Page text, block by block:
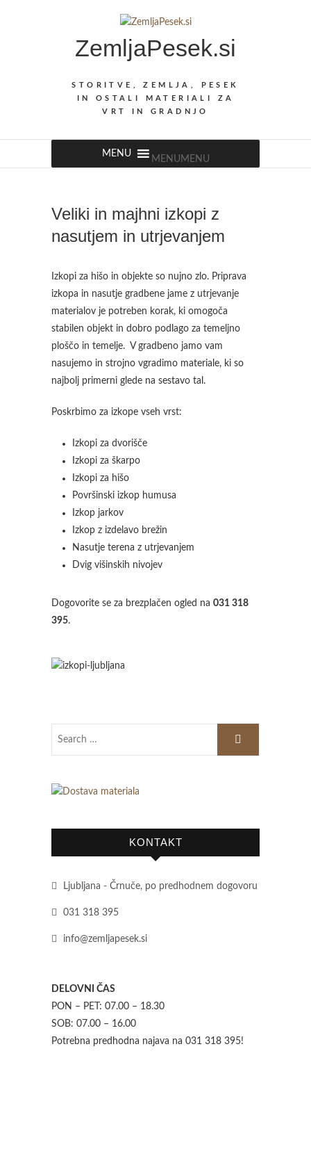
ZemljaPesek.si
STORITVE, ZEMLJA, PESEK
IN OSTALI MATERIALI ZA
VRT IN GRADNJO
MENU MENU
Veliki in majhni izkopi z
nasutjem in utrjevanjem
Izkopi za hišo in objekte so nujno zlo. Priprava
izkopa in nasutje gradbene jame z utrjevanje
materialov je potreben korak, ki omogoča
stabilen objekt in dobro podlago za temeljno
ploščo in temelje. V gradbeno jamo vam
nasujemo in strojno vgradimo materiale, ki so
najbolj primerni glede na sestavo tal.
Poskrbimo za izkope vseh vrst:
Izkopi za dvorišče
Izkopi za škarpo
Izkopi za hišo
Površinski izkop humusa
Izkop jarkov
Izkop z izdelavo brežin
Nasutje terena z utrjevanjem
Dvig višinskih nivojev
Dogovorite se za brezplačen ogled na 031 318
395.
KONTAKT
Ljubljana - Črnuče, po predhodnem dogovoru
031 318 395
info@zemljapesek.si
DELOVNI ČAS
PON – PET: 07.00 – 18.30
SOB: 07.00 – 16.00
Potrebna predhodna najava na 031 318 395!